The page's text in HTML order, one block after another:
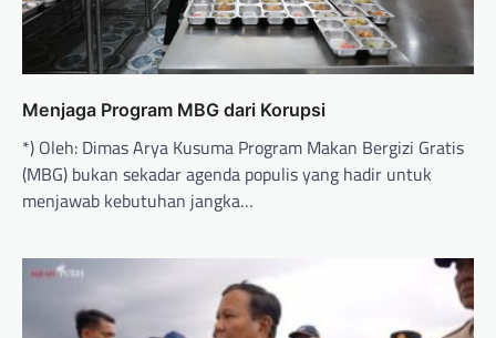
Menjaga Program MBG dari Korupsi
*) Oleh: Dimas Arya Kusuma Program Makan Bergizi Gratis
(MBG) bukan sekadar agenda populis yang hadir untuk
menjawab kebutuhan jangka…